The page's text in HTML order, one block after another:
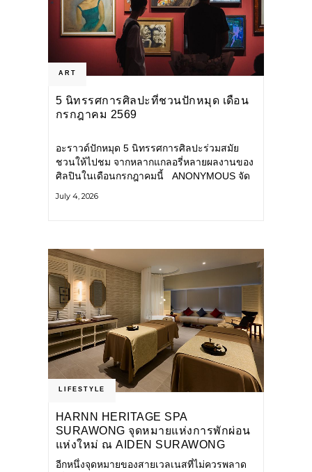
ART
5 นิทรรศการศิลปะที่ชวนปักหมุด เดือน
กรกฎาคม 2569
อะราวด์ปักหมุด 5 นิทรรศการศิลปะร่วมสมัย
ชวนให้ไปชม จากหลากแกลอรี่หลายผลงานของ
ศิลปินในเดือนกรกฎาคมนี้ ANONYMOUS จัด
กลุ่ม Anonymous โดยมี นิ่ม
July 4, 2026
LIFESTYLE
HARNN HERITAGE SPA
SURAWONG จุดหมายแห่งการพักผ่อน
แห่งใหม่ ณ AIDEN SURAWONG
BANGKOK
อีกหนึ่งจุดหมายของสายเวลเนสที่ไม่ควรพลาด